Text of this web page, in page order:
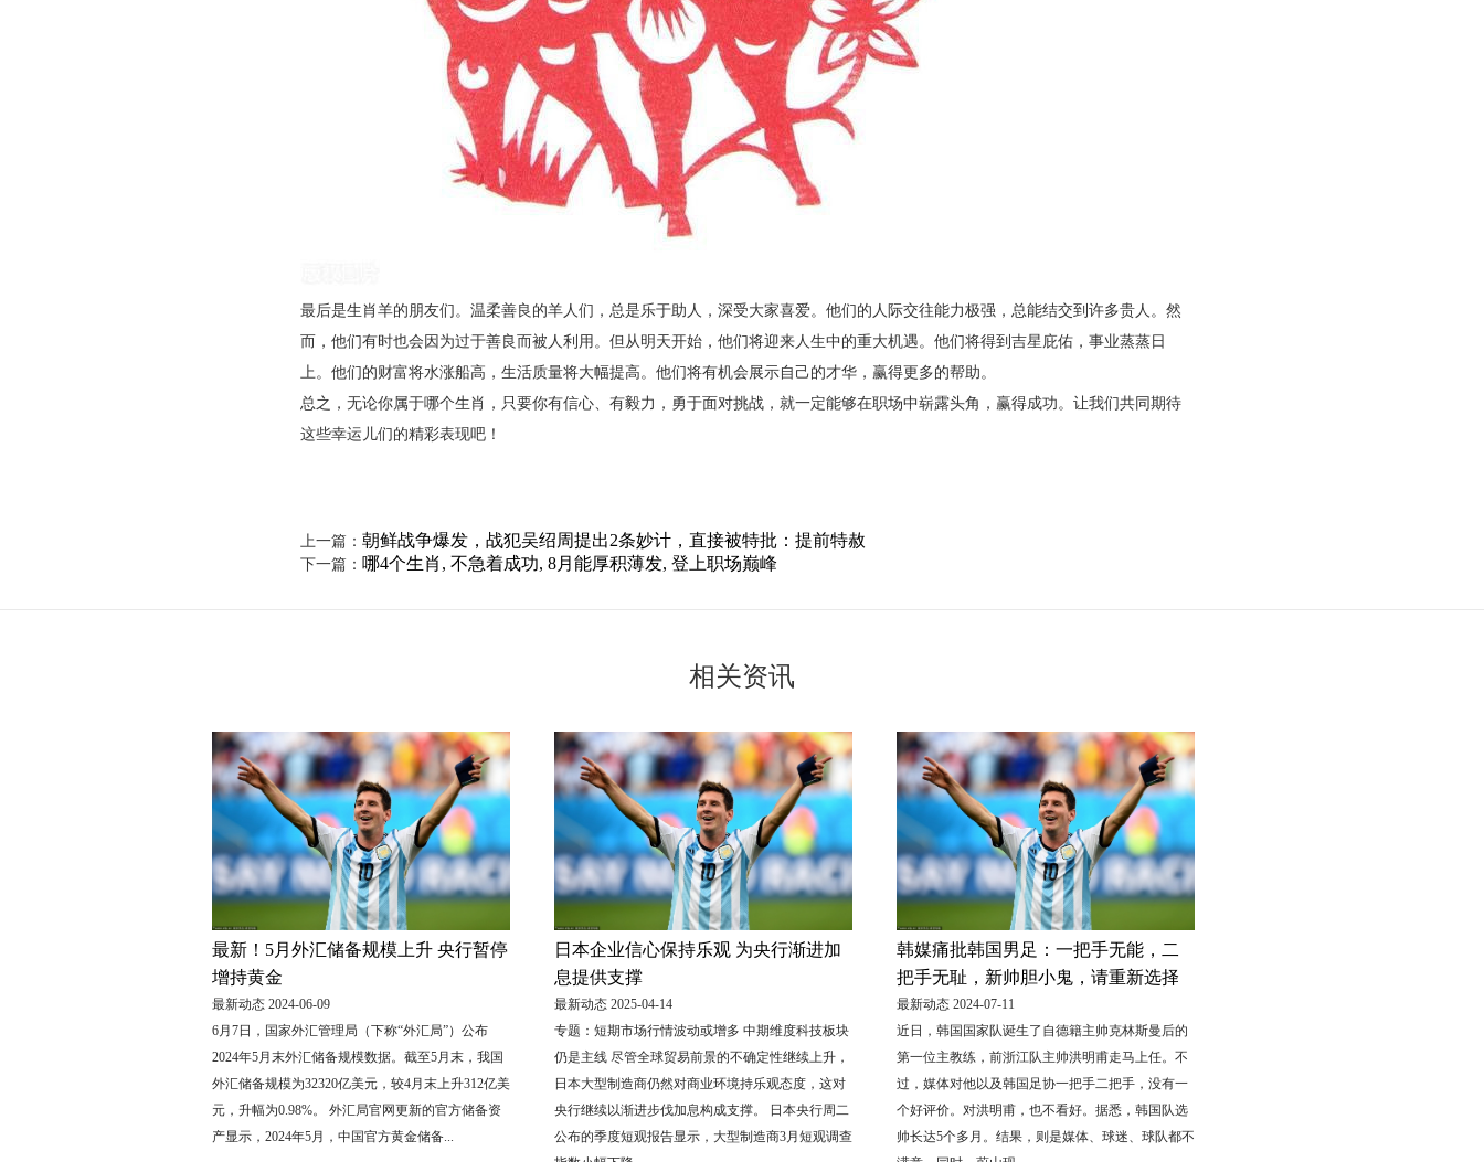
最后是生肖羊的朋友们。温柔善良的羊人们，总是乐于助人，深受大家喜爱。他们的人际交往能力极强，总能结交到许多贵人。然
而，他们有时也会因为过于善良而被人利用。但从明天开始，他们将迎来人生中的重大机遇。他们将得到吉星庇佑，事业蒸蒸日
上。他们的财富将水涨船高，生活质量将大幅提高。他们将有机会展示自己的才华，赢得更多的帮助。
总之，无论你属于哪个生肖，只要你有信心、有毅力，勇于面对挑战，就一定能够在职场中崭露头角，赢得成功。让我们共同期待
这些幸运儿们的精彩表现吧！
上一篇： 朝鲜战争爆发，战犯吴绍周提出2条妙计，直接被特批：提前特赦
下一篇： 哪4个生肖, 不急着成功, 8月能厚积薄发, 登上职场巅峰
相关资讯
最新！5月外汇储备规模上升 央行暂停
增持黄金
最新动态 2024-06-09
6月7日，国家外汇管理局（下称“外汇局”）公布
2024年5月末外汇储备规模数据。截至5月末，我国
外汇储备规模为32320亿美元，较4月末上升312亿美
元，升幅为0.98%。 外汇局官网更新的官方储备资
产显示，2024年5月，中国官方黄金储备...
日本企业信心保持乐观 为央行渐进加
息提供支撑
最新动态 2025-04-14
专题：短期市场行情波动或增多 中期维度科技板块
仍是主线 尽管全球贸易前景的不确定性继续上升，
日本大型制造商仍然对商业环境持乐观态度，这对
央行继续以渐进步伐加息构成支撑。 日本央行周二
公布的季度短观报告显示，大型制造商3月短观调查
韩媒痛批韩国男足：一把手无能，二
把手无耻，新帅胆小鬼，请重新选择
最新动态 2024-07-11
近日，韩国国家队诞生了自德籍主帅克林斯曼后的
第一位主教练，前浙江队主帅洪明甫走马上任。不
过，媒体对他以及韩国足协一把手二把手，没有一
个好评价。对洪明甫，也不看好。据悉，韩国队选
帅长达5个多月。结果，则是媒体、球迷、球队都不